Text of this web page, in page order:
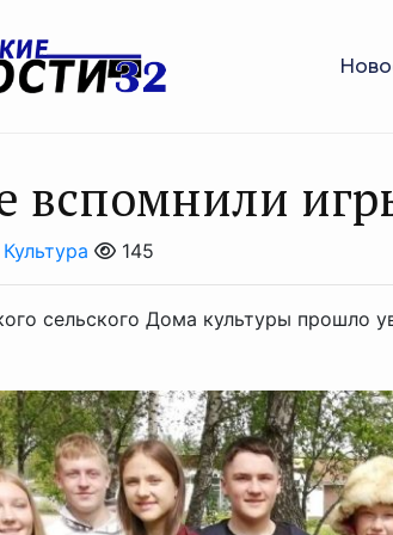
вспомнили
Культура 145
сельского Дома культуры прошло